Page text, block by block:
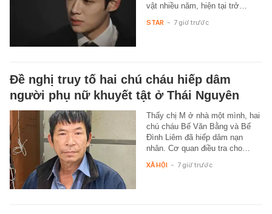
vật nhiều năm, hiện tại trở…
STAR - 7 giờ trước
Đề nghị truy tố hai chú cháu hiếp dâm
người phụ nữ khuyết tật ở Thái Nguyên
Thấy chị M ở nhà một mình, hai
chú cháu Bế Văn Bằng và Bế
Đình Liêm đã hiếp dâm nạn
nhân. Cơ quan điều tra cho…
XÃ HỘI - 7 giờ trước